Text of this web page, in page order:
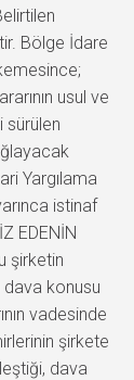
Bölge İdare
usul ve
sürülen
Yargılama
istinaf
EDENİN
şirketin
dava konusu
vadesinde
şirkete
dava